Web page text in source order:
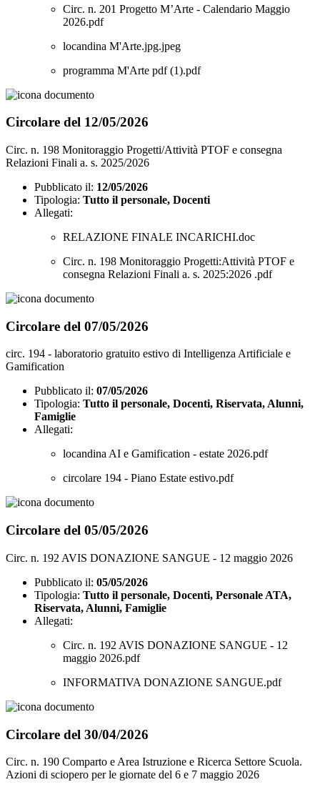
Circ. n. 201 Progetto M’Arte - Calendario Maggio
2026.pdf
locandina M'Arte.jpg.jpeg
programma M'Arte pdf (1).pdf
Circolare del 12/05/2026
Circ. n. 198 Monitoraggio Progetti/Attività PTOF e consegna
Relazioni Finali a. s. 2025/2026
Pubblicato il: 12/05/2026
Tipologia: Tutto il personale, Docenti
Allegati:
RELAZIONE FINALE INCARICHI.doc
Circ. n. 198 Monitoraggio Progetti:Attività PTOF e
consegna Relazioni Finali a. s. 2025:2026 .pdf
Circolare del 07/05/2026
circ. 194 - laboratorio gratuito estivo di Intelligenza Artificiale e
Gamification
Pubblicato il: 07/05/2026
Tipologia: Tutto il personale, Docenti, Riservata, Alunni,
Famiglie
Allegati:
locandina AI e Gamification - estate 2026.pdf
circolare 194 - Piano Estate estivo.pdf
Circolare del 05/05/2026
Circ. n. 192 AVIS DONAZIONE SANGUE - 12 maggio 2026
Pubblicato il: 05/05/2026
Tipologia: Tutto il personale, Docenti, Personale ATA,
Riservata, Alunni, Famiglie
Allegati:
Circ. n. 192 AVIS DONAZIONE SANGUE - 12
maggio 2026.pdf
INFORMATIVA DONAZIONE SANGUE.pdf
Circolare del 30/04/2026
Circ. n. 190 Comparto e Area Istruzione e Ricerca Settore Scuola.
Azioni di sciopero per le giornate del 6 e 7 maggio 2026